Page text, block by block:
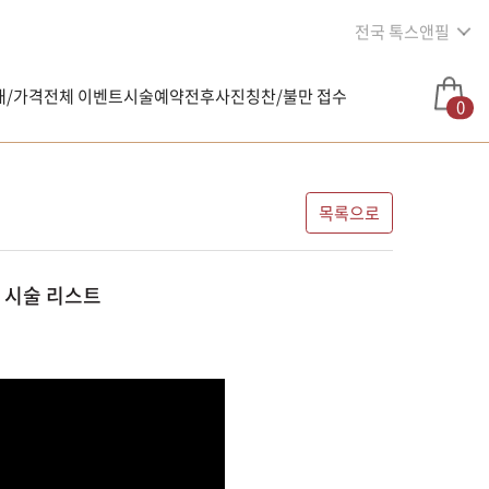
전국 톡스앤필
/가격전체 이벤트시술예약전후사진칭찬/불만 접수 0
목록으로
술 리스트